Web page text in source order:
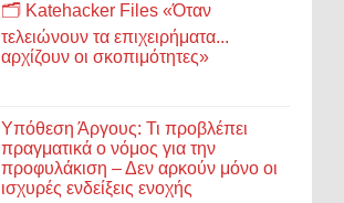
🗂️ Katehacker Files «Όταν
τελειώνουν τα επιχειρήματα...
αρχίζουν οι σκοπιμότητες»
Υπόθεση Άργους: Τι προβλέπει
πραγματικά ο νόμος για την
προφυλάκιση – Δεν αρκούν μόνο οι
ισχυρές ενδείξεις ενοχής